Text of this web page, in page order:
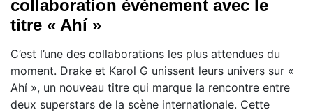
collaboration événement avec le
titre « Ahí »
C’est l’une des collaborations les plus attendues du
moment. Drake et Karol G unissent leurs univers sur «
Ahí », un nouveau titre qui marque la rencontre entre
deux superstars de la scène internationale. Cette